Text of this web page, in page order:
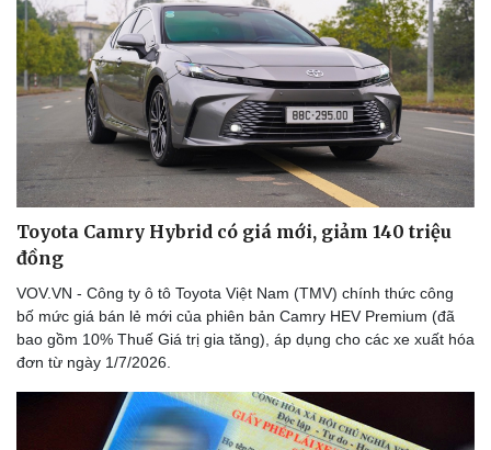
Đời sống
Toyota Camry Hybrid có giá mới, giảm 140 triệu
đồng
VOV.VN - Công ty ô tô Toyota Việt Nam (TMV) chính thức công
bố mức giá bán lẻ mới của phiên bản Camry HEV Premium (đã
bao gồm 10% Thuế Giá trị gia tăng), áp dụng cho các xe xuất hóa
đơn từ ngày 1/7/2026.